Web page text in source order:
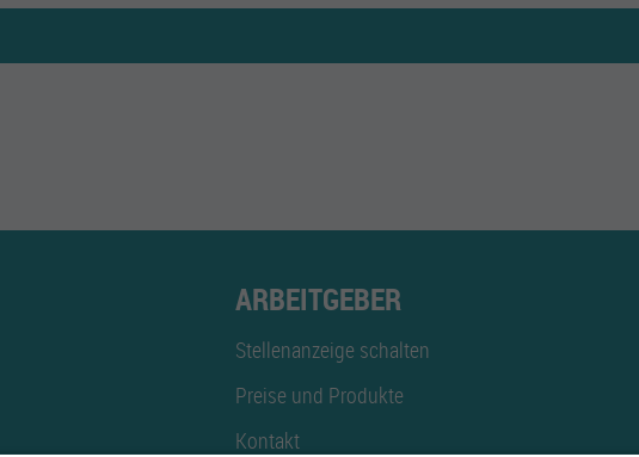
ARBEITGEBER
Stellenanzeige schalten
Preise und Produkte
Kontakt